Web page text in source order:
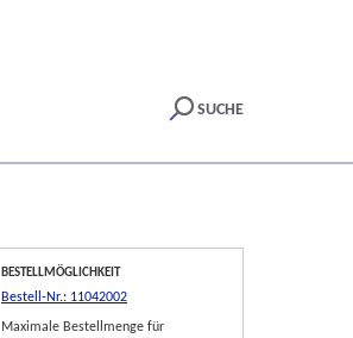
SUCHE
BESTELLMÖGLICHKEIT
Bestell-Nr.: 11042002
Maximale Bestellmenge für